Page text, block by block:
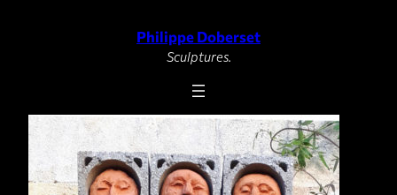
Philippe Doberset
Sculptures.